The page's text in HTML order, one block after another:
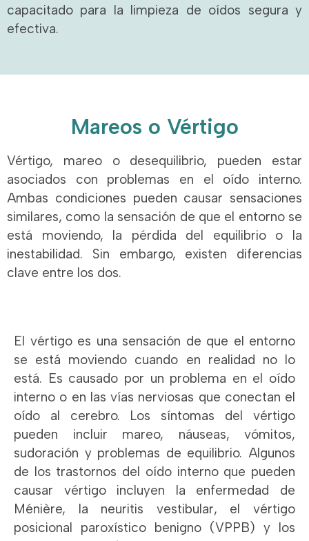
capacitado para la limpieza de oídos segura y
efectiva.
Mareos o Vértigo
Vértigo, mareo o desequilibrio, pueden estar
asociados con problemas en el oído interno.
Ambas condiciones pueden causar sensaciones
similares, como la sensación de que el entorno se
está moviendo, la pérdida del equilibrio o la
inestabilidad. Sin embargo, existen diferencias
clave entre los dos.
El vértigo es una sensación de que el entorno
se está moviendo cuando en realidad no lo
está. Es causado por un problema en el oído
interno o en las vías nerviosas que conectan el
oído al cerebro. Los síntomas del vértigo
pueden incluir mareo, náuseas, vómitos,
sudoración y problemas de equilibrio. Algunos
de los trastornos del oído interno que pueden
causar vértigo incluyen la enfermedad de
Ménière, la neuritis vestibular, el vértigo
posicional paroxístico benigno (VPPB) y los